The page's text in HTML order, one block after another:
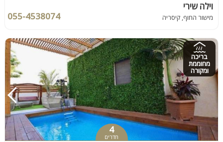
וילה שירי
מישור החוף, קיסריה 055-4538074
בריכה
מחוממת
ומקורה
4
חדרים